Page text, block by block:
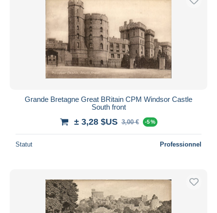
Grande Bretagne Great BRitain CPM Windsor Castle
South front
± 3,28 $US 3,00 € -5 %
Statut Professionnel